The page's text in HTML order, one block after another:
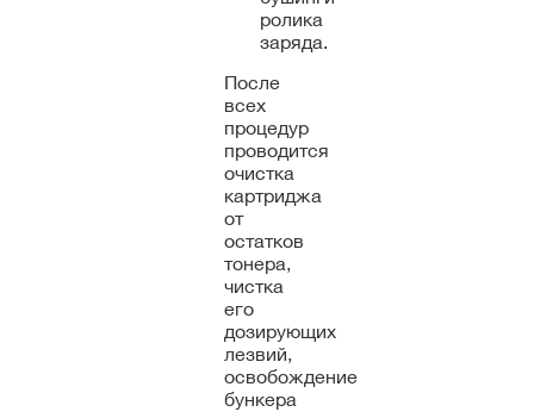
ролика
заряда.
После
всех
процедур
проводится
очистка
картриджа
от
остатков
тонера,
чистка
его
дозирующих
лезвий,
освобождение
бункера